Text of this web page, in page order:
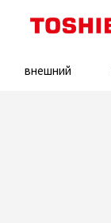
внешний
Search: